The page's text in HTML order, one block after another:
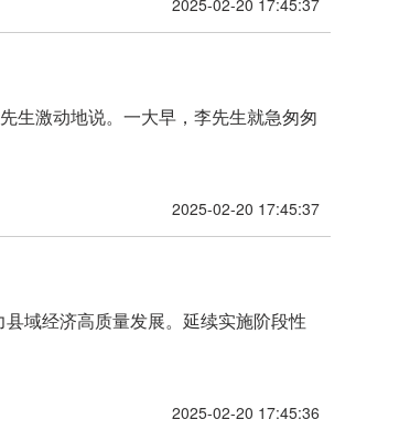
生激动地说。一大早，李先生就急匆匆
2025-02-20 17:45:37
域经济高质量发展。延续实施阶段性
2025-02-20 17:45:36